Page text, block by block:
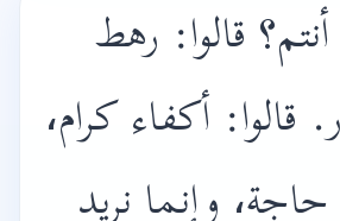
قالوا: رهط
قالوا: أكفاء كرام،
وإنما نريد